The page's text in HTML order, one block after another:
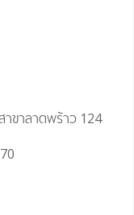
าขาลาดพร้าว 124